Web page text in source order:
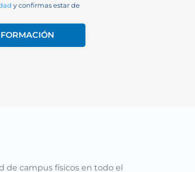
y confirmas estar de
de campus físicos en todo el